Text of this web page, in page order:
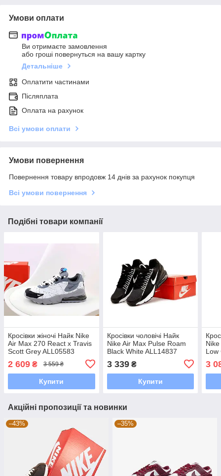
Умови оплати
Ви отримаєте замовлення
або гроші повернуться на вашу картку
Детальніше
Оплатити частинами
Післяплата
Оплата на рахунок
Всі умови оплати
Умови повернення
Повернення товару впродовж 14 днів за рахунок покупця
Всі умови повернення
Подібні товари компанії
Кросівки жіночі Найк Nike
Air Max 270 React x Travis
Scott Grey ALL05583
2 609 ₴ 3 559 ₴
Купити
Кросівки чоловічі Найк
Nike Air Max Pulse Roam
Black White ALL14837
3 339₴
Купити
Low
3
Акційні пропозиції та новинки
–43% –35%